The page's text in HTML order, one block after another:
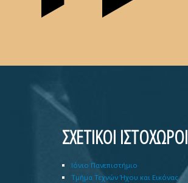
ΣΧΕΤΙΚΟΙ ΙΣΤΟΧΩΡΟΙ
Ιόνιο Πανεπιστήμιο
Τμήμα Τεχνών Ήχου και Εικόνας